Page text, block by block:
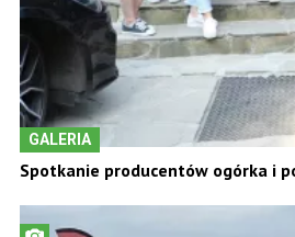
GALERIA
Spotkanie producentów ogórka i